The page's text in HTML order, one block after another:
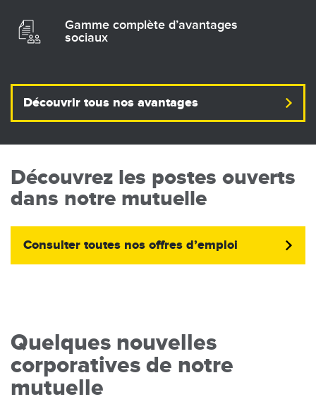
Gamme complète d’avantages
sociaux
Découvrir tous nos avantages
Découvrez les postes ouverts
dans notre mutuelle
Consulter toutes nos offres d’emploi
Quelques nouvelles
corporatives de notre
mutuelle